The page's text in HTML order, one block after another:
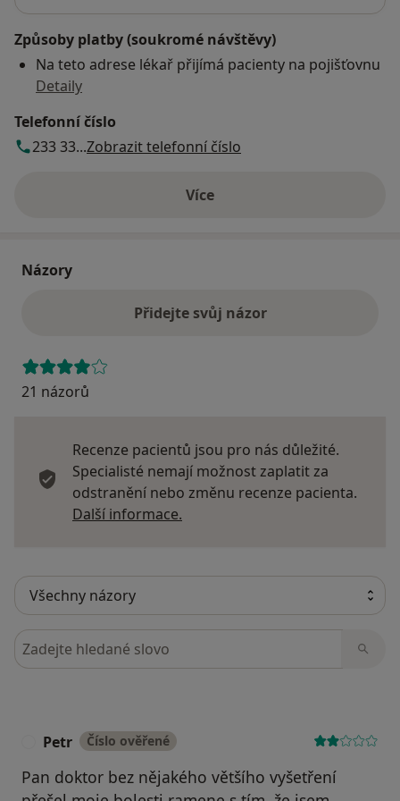
Způsoby platby (soukromé návštěvy)
Na teto adrese lékař přijímá pacienty na pojišťovnu
Detaily
Telefonní číslo
233 33...Zobrazit telefonní číslo
Víceo adrese
Názory
Přidejte svůj názor
21 názorů
Recenze pacientů jsou pro nás důležité.
Specialisté nemají možnost zaplatit za
odstranění nebo změnu recenze pacienta.
Další informace.
Hledejte v názorech
Petr Číslo ověřené
Pan doktor bez nějakého většího vyšetření